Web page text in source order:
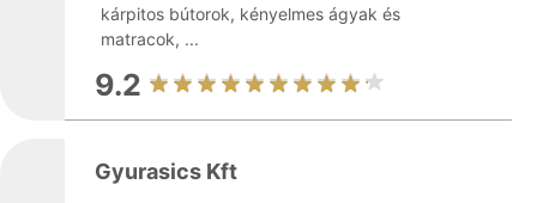
kárpitos bútorok, kényelmes ágyak és
matracok, ...
9.2
Gyurasics Kft